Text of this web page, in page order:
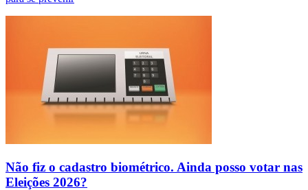
Não fiz o cadastro biométrico. Ainda posso votar nas
Eleições 2026?